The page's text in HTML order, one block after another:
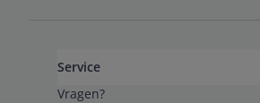
Service
Vragen?